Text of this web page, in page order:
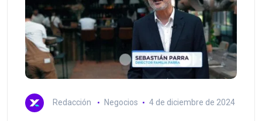
Redacción Negocios 4 de diciembre de 2024